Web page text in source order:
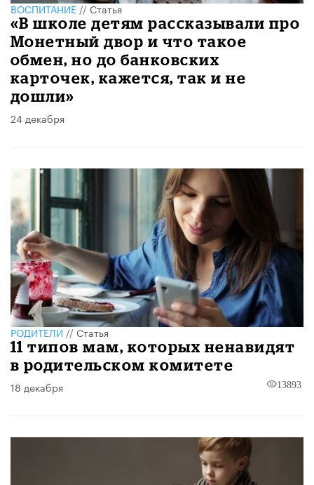
ВОСПИТАНИЕ//Статья
«В школе детям рассказывали про
Монетный двор и что такое
обмен, но до банковских
карточек, кажется, так и не
дошли»
24 декабря
РОДИТЕЛИ//Статья
11 типов мам, которых ненавидят
в родительском комитете
18 декабря 13893